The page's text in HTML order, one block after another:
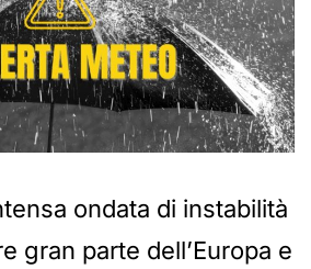
ondata di instabilità
gran parte dell’Europa e